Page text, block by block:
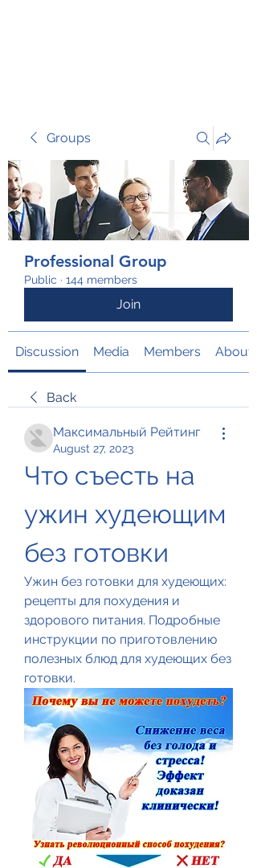
Groups
Professional Group
Public · 144 members
Join
Discussion Media Members About
Back
Максимальный Рейтинг
August 27, 2023
Что съесть на
ужин худеющим
без готовки
Ужин без готовки для худеющих:
рецепты для похудения и
здорового питания. Подробные
инструкции по приготовлению
полезных блюд для худеющих без
готовки.